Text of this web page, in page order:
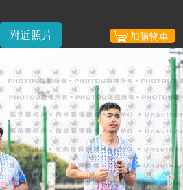
附近照片 加購物車